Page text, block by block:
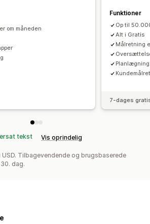
Emojis
på mobil
om måneden
Funktioner
Op til
Alt i Gratis
Målretning
7-dages
tekst Vis oprindelig
Tilbagevendende og brugsbaserede
dag.